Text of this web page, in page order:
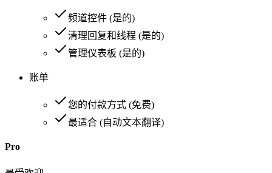
频道控件 (是的)
清理回复和线程 (是的)
管理仪表板 (是的)
账单
您的付款方式 (免费)
最适合 (自动文本翻译)
Pro